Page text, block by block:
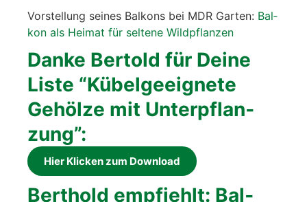
Vor­stel­lung sei­nes Bal­kons bei MDR Gar­ten: Bal­
kon als Hei­mat für sel­te­ne Wild­pflan­zen
Dan­ke Ber­told für Dei­ne
Lis­te “Kübel­ge­eig­ne­te
Gehöl­ze mit Unter­pflan­
zung”:
Hier Kli­cken zum Down­load
Bert­hold emp­fiehlt: Bal­